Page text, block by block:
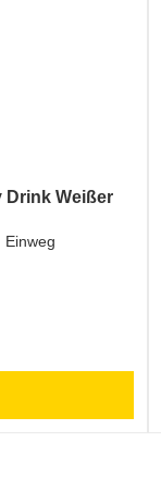
Drink Weißer
Einweg